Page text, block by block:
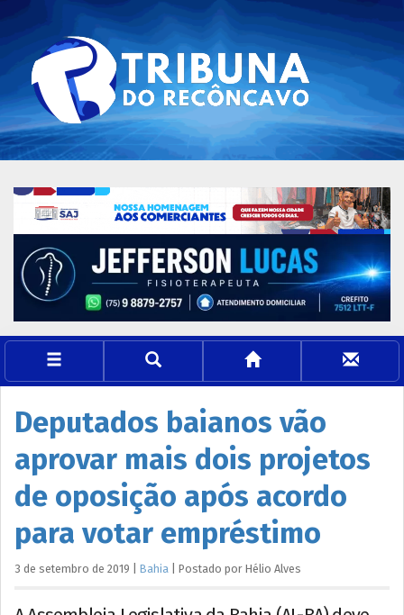
Deputados baianos vão
aprovar mais dois projetos
de oposição após acordo
para votar empréstimo
3 de setembro de 2019 Bahia Postado por Hélio Alves